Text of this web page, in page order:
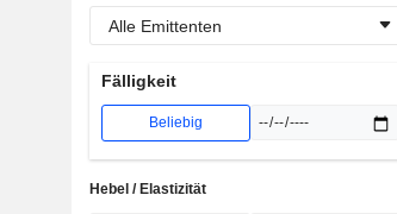
Alle Emittenten
Fälligkeit
Beliebig
Hebel / Elastizität